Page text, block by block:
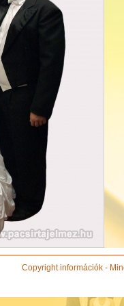
Copyright információk -